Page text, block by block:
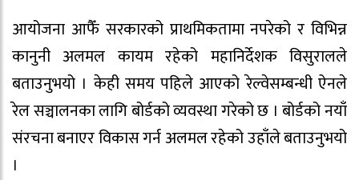
आयोजना आफैँ सरकारको प्राथमिकतामा नपरेको र विभिन्न
कानुनी अलमल कायम रहेको महानिर्देशक विसुरालले
बताउनुभयो । केही समय पहिले आएको रेल्वेसम्बन्धी ऐनले
रेल सञ्चालनका लागि बोर्डको व्यवस्था गरेको छ । बोर्डको नयाँ
संरचना बनाएर विकास गर्न अलमल रहेको उहाँले बताउनुभयो
।